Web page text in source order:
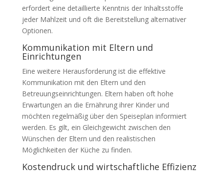
erfordert eine detaillierte Kenntnis der Inhaltsstoffe
jeder Mahlzeit und oft die Bereitstellung alternativer
Optionen.
Kommunikation mit Eltern und
Einrichtungen
Eine weitere Herausforderung ist die effektive
Kommunikation mit den Eltern und den
Betreuungseinrichtungen. Eltern haben oft hohe
Erwartungen an die Ernährung ihrer Kinder und
möchten regelmäßig über den Speiseplan informiert
werden. Es gilt, ein Gleichgewicht zwischen den
Wünschen der Eltern und den realistischen
Möglichkeiten der Küche zu finden.
Kostendruck und wirtschaftliche Effizienz